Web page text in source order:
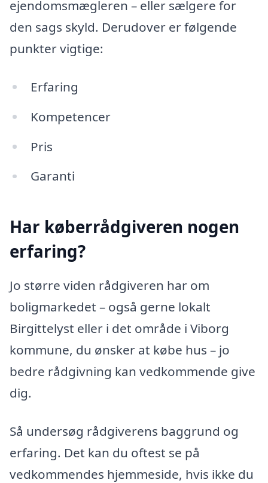
ejendomsmægleren – eller sælgere for
den sags skyld. Derudover er følgende
punkter vigtige:
Erfaring
Kompetencer
Pris
Garanti
Har køberrådgiveren nogen
erfaring?
Jo større viden rådgiveren har om
boligmarkedet – også gerne lokalt
Birgittelyst eller i det område i Viborg
kommune, du ønsker at købe hus – jo
bedre rådgivning kan vedkommende give
dig.
Så undersøg rådgiverens baggrund og
erfaring. Det kan du oftest se på
vedkommendes hjemmeside, hvis ikke du